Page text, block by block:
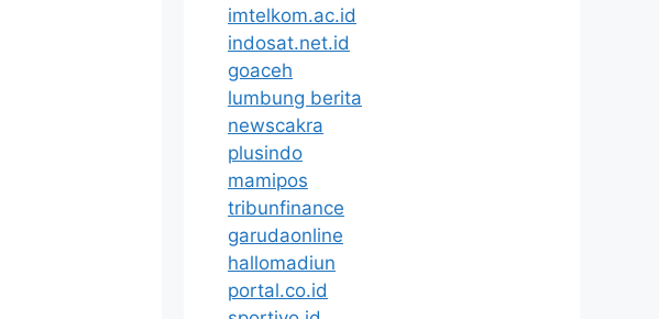
imtelkom.ac.id
indosat.net.id
goaceh
lumbung berita
newscakra
plusindo
mamipos
tribunfinance
garudaonline
hallomadiun
portal.co.id